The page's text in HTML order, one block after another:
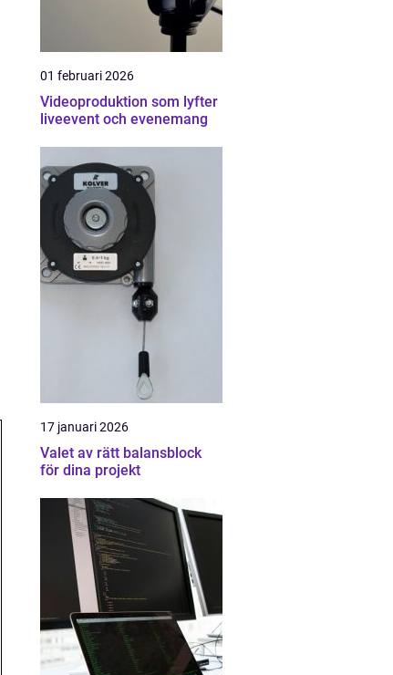
01 februari 2026
Videoproduktion som lyfter
liveevent och evenemang
17 januari 2026
Valet av rätt balansblock
för dina projekt